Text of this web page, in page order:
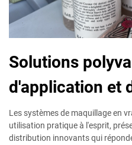
Solutions
d'application et
Les systèmes de maquillage en
utilisation pratique à l'esprit,
distribution innovants qui